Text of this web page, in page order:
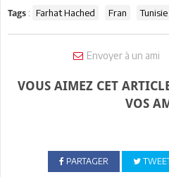
Tags : Farhat Hached Fran Tunisie
Envoyer à un ami
VOUS AIMEZ CET
VOS
PARTAGER